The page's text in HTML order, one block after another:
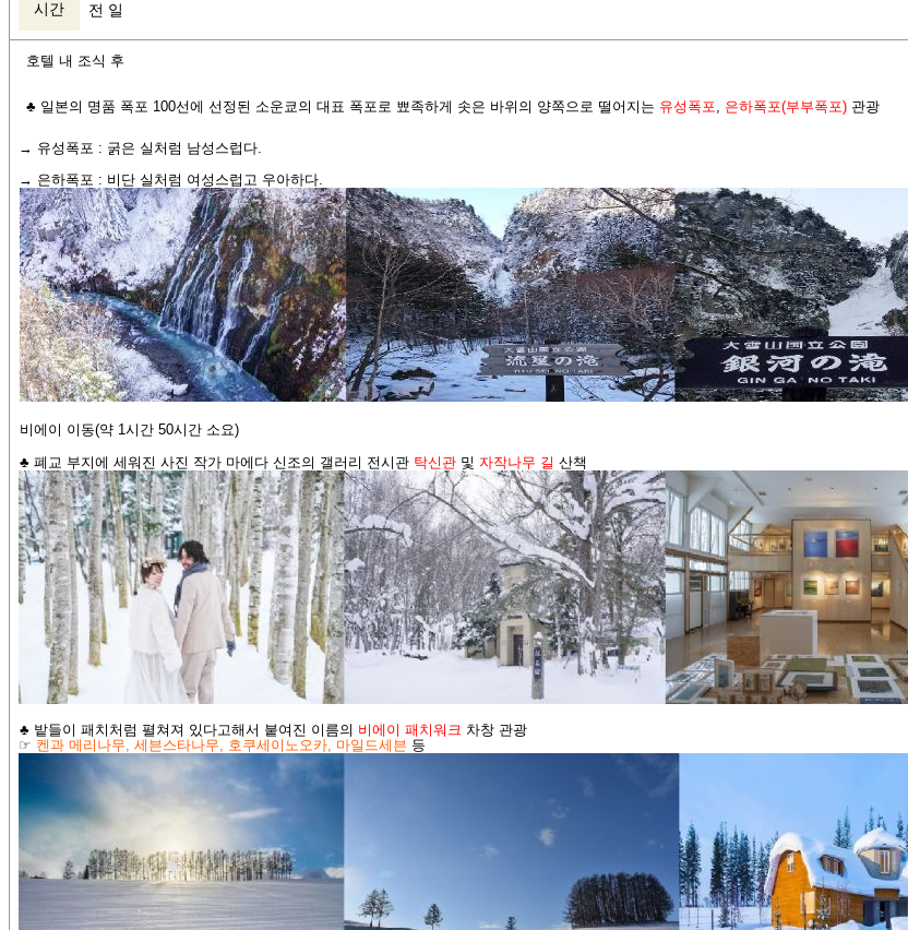
시간 전 일
호텔 내 조식 후
♣ 일본의 명품 폭포 100선에 선정된 소운쿄의 대표 폭포로 뾰족하게 솟은 바위의 양쪽으로 떨어지는 유성폭포, 은하폭포(부부폭포)관광
→ 유성폭포 : 굵은 실처럼 남성스럽다.
→ 은하폭포 : 비단 실처럼 여성스럽고 우아하다.
비에이 이동(약 1시간 50시간 소요)
♣ 폐교 부지에 세워진 사진 작가 마에다 신조의 갤러리 전시관 탁신관 및자작나무 길 산책
♣ 밭들이 패치처럼 펼쳐져 있다고해서 붙여진 이름의 비에이 패치워크 차창 관광
☞ 켄과 메리나무, 세븐스타나무, 호쿠세이노오카, 마일드세븐 등